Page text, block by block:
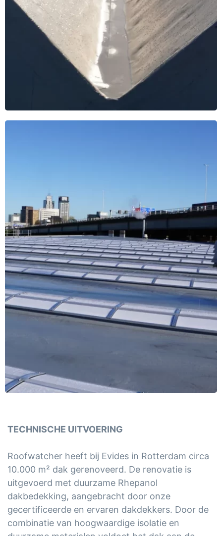
TECHNISCHE UITVOERING
Roofwatcher heeft bij Evides in Rotterdam circa
10.000 m² dak gerenoveerd. De renovatie is
uitgevoerd met duurzame Rhepanol
dakbedekking, aangebracht door onze
gecertificeerde en ervaren dakdekkers. Door de
combinatie van hoogwaardige isolatie en